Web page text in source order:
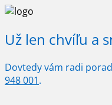
Už len chvíľu a
Dovtedy vám radi
948 001.